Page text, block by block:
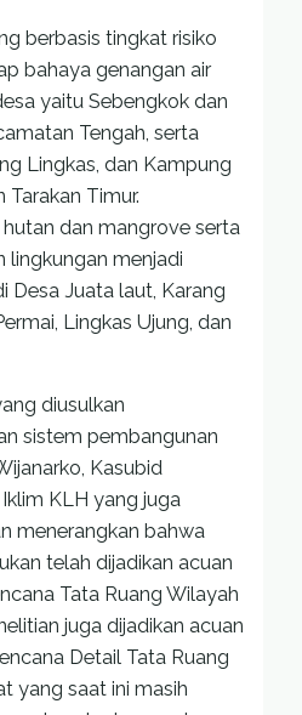
berbasis tingkat risiko
bahaya genangan air
yaitu Sebengkok dan
Tengah, serta
Lingkas, dan Kampung
Timur.
dan mangrove serta
lingkungan menjadi
Desa Juata laut, Karang
Lingkas Ujung, dan
diusulkan
sistem pembangunan
Kasubid
KLH yang juga
menerangkan bahwa
telah dijadikan acuan
Tata Ruang Wilayah
juga dijadikan acuan
Detail Tata Ruang
yang saat ini masih